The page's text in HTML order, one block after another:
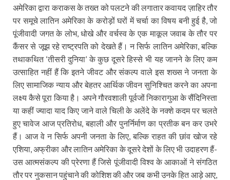
अमेरिका द्वारा कराकस के तख्त को पलटने की लगातार कवायद ज़ाहिर तौर
पर समूचे लातिन अमेरिका के करोड़ों घरों में चर्चा का विषय बनी हुई है, जो
पूंजीवादी जगत के लोभ, धोखे और वर्चस्व के एक माकूल जवाब के तौर पर
कैंसर से जूझ रहे राष्ट्रपति को देखते हैं। न सिर्फ लातिन अमेरिका, बल्कि
तथाकथित ‘तीसरी दुनिया’ के कुछ दूसरे हिस्से भी यह जानने के लिए कम
उत्साहित नहीं हैं कि इतने जीवट और संकल्प वाले इस शख्स ने जनता के
लिए सामाजिक न्याय और बेहतर आर्थिक जीवन सुनिश्चित करने का अपना
लक्ष्य कैसे पूरा किया है। अपने गौरवशाली पूर्वजों निकारागुआ के सैंदिनिस्ता
या कहीं ज्यादा याद किए जाने वाले चिली के अलेंदे के नक्शे कदम पर चलते
हुए चावेज आज प्रतिरोध, बहाली और पुनर्निर्माण का प्रतीक बन कर उभरे
हैं। आज वे न सिर्फ अपनी जनता के लिए, बल्कि राहत की छांव खोज रहे
एशिया, अफ्रीका और लातिन अमेरिका के दूसरे देशों के लिए भी उदाहरण हैं-
उस आत्मसंकल्प की प्रेरणा हैं जिसे पूंजीवादी विश्व के आकाओं ने संगठित
तौर पर नुकसान पहुंचाने की कोशिश की और जब कभी उनके हित आड़े आए,